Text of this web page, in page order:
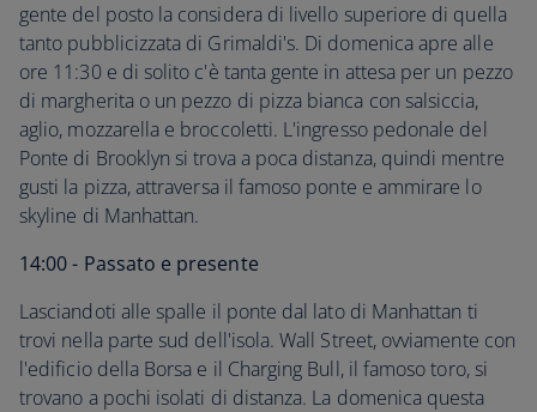
gente del posto la considera di livello superiore di quella
tanto pubblicizzata di Grimaldi's. Di domenica apre alle
ore 11:30 e di solito c'è tanta gente in attesa per un pezzo
di margherita o un pezzo di pizza bianca con salsiccia,
aglio, mozzarella e broccoletti. L'ingresso pedonale del
Ponte di Brooklyn si trova a poca distanza, quindi mentre
gusti la pizza, attraversa il famoso ponte e ammirare lo
skyline di Manhattan.
14:00 - Passato e presente
Lasciandoti alle spalle il ponte dal lato di Manhattan ti
trovi nella parte sud dell'isola. Wall Street, ovviamente con
l'edificio della Borsa e il Charging Bull, il famoso toro, si
trovano a pochi isolati di distanza. La domenica questa